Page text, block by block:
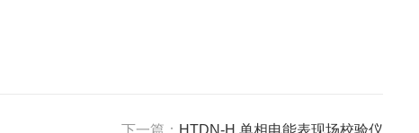
下一篇： HTDN-H 单相电能表现场校验仪